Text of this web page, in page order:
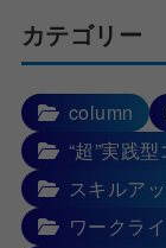
カテゴリー
column
“超”実践
スキルア
ワークラ